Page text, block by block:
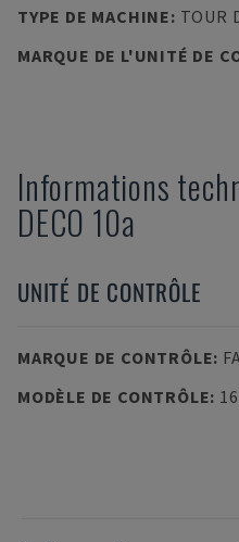
TYPE DE MACHINE: TOUR
MARQUE DE L'UNITÉ DE
Informations
DECO 10a
UNITÉ DE CONTRÔLE
MARQUE DE CONTRÔLE:
MODÈLE DE CONTRÔLE: